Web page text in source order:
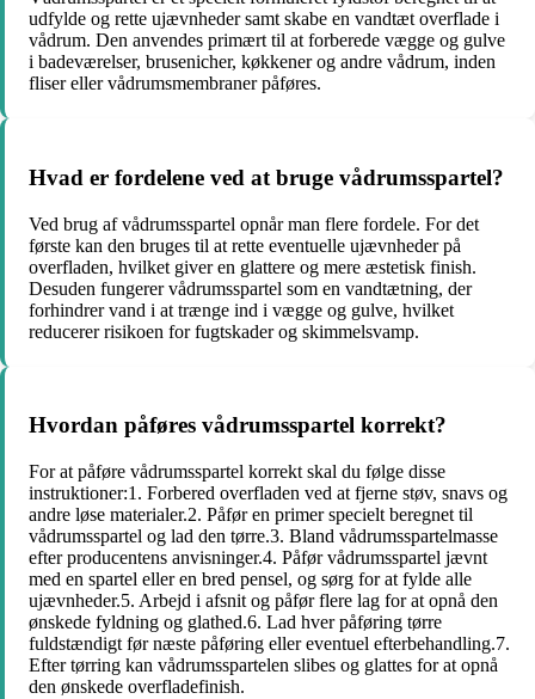
udfylde og rette ujævnheder samt skabe en vandtæt overflade i
vådrum. Den anvendes primært til at forberede vægge og gulve
i badeværelser, brusenicher, køkkener og andre vådrum, inden
fliser eller vådrumsmembraner påføres.
Hvad er fordelene ved at bruge vådrumsspartel?
Ved brug af vådrumsspartel opnår man flere fordele. For det
første kan den bruges til at rette eventuelle ujævnheder på
overfladen, hvilket giver en glattere og mere æstetisk finish.
Desuden fungerer vådrumsspartel som en vandtætning, der
forhindrer vand i at trænge ind i vægge og gulve, hvilket
reducerer risikoen for fugtskader og skimmelsvamp.
Hvordan påføres vådrumsspartel korrekt?
For at påføre vådrumsspartel korrekt skal du følge disse
instruktioner:1. Forbered overfladen ved at fjerne støv, snavs og
andre løse materialer.2. Påfør en primer specielt beregnet til
vådrumsspartel og lad den tørre.3. Bland vådrumsspartelmasse
efter producentens anvisninger.4. Påfør vådrumsspartel jævnt
med en spartel eller en bred pensel, og sørg for at fylde alle
ujævnheder.5. Arbejd i afsnit og påfør flere lag for at opnå den
ønskede fyldning og glathed.6. Lad hver påføring tørre
fuldstændigt før næste påføring eller eventuel efterbehandling.7.
Efter tørring kan vådrumsspartelen slibes og glattes for at opnå
den ønskede overfladefinish.